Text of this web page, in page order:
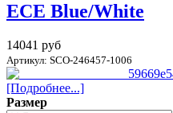
ECE Blue/White
14041 руб
Артикул: SCO-246457-1006
[Подробнее...]
Размер